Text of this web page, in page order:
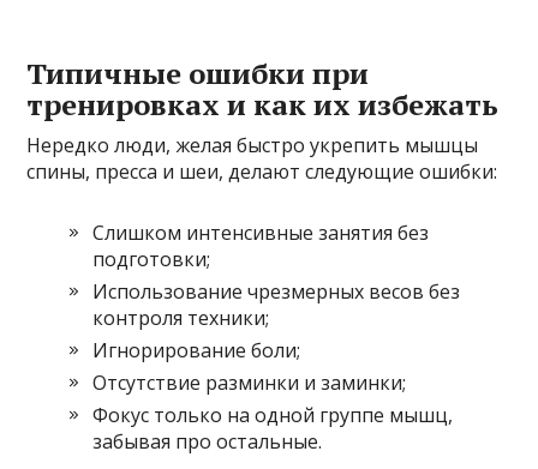
Типичные ошибки при
тренировках и как их избежать
Нередко люди, желая быстро укрепить мышцы
спины, пресса и шеи, делают следующие ошибки:
Слишком интенсивные занятия без
подготовки;
Использование чрезмерных весов без
контроля техники;
Игнорирование боли;
Отсутствие разминки и заминки;
Фокус только на одной группе мышц,
забывая про остальные.